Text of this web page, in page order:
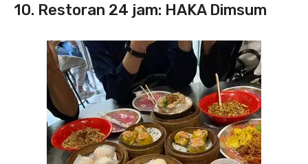
10. Restoran 24 jam: HAKA Dimsum